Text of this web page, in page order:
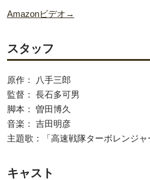
Amazonビデオ→
スタッフ
原作： 八手三郎
監督： 長石多可男
脚本： 曽田博久
音楽： 吉田明彦
主題歌：「高速戦隊ターボレンジャ
キャスト